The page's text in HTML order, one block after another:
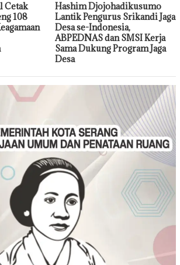
Cetak
108
Hashim Djojohadikusumo
Lantik Pengurus Srikandi Jaga
Desa se-Indonesia,
ABPEDNAS dan SMSI Kerja
Sama Dukung Program Jaga
Desa